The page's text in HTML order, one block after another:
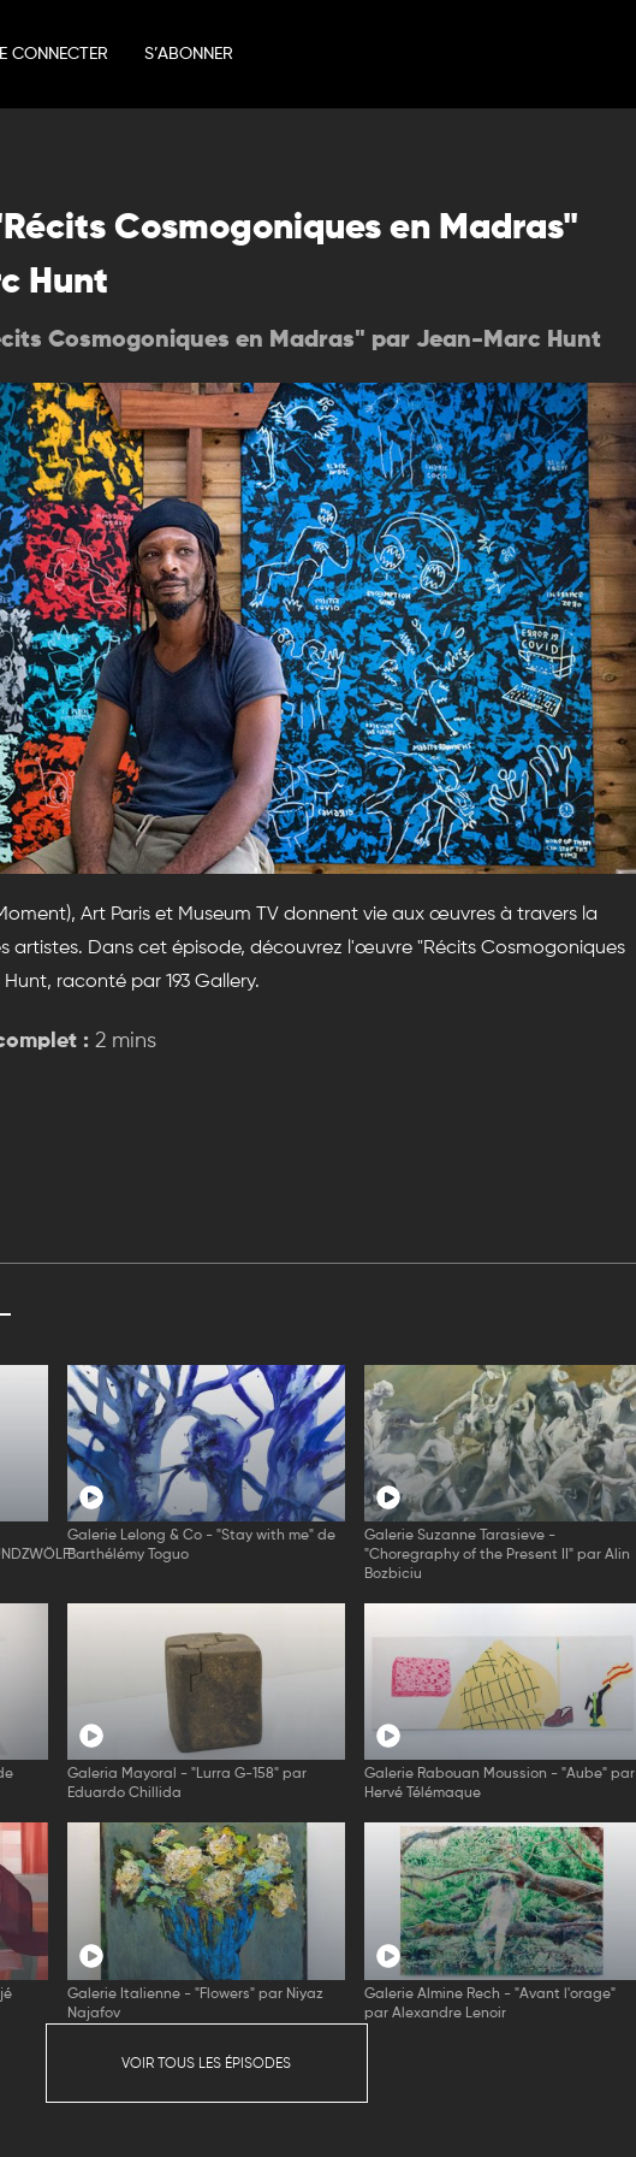
CONNECTER S’ABONNER
Cosmogoniques en Madras"
Hunt
Cosmogoniques en Madras" par Jean-Marc Hunt
Art Paris et Museum TV donnent vie aux œuvres à travers la
artistes. Dans cet épisode, découvrez l'œuvre "Récits Cosmogoniques
raconté par 193 Gallery.
: 2 mins
Galerie Lelong & Co - "Stay with me" de
Barthélémy Toguo
Galerie Suzanne Tarasieve -
"Choregraphy of the Present II" par Alin
Bozbiciu
Galeria Mayoral - "Lurra G-158" par
Eduardo Chillida
Galerie Rabouan Moussion - "Aube" par
Hervé Télémaque
Galerie Italienne - "Flowers" par Niyaz
Najafov
Galerie Almine Rech - "Avant l'orage"
par Alexandre Lenoir
VOIR TOUS LES ÉPISODES